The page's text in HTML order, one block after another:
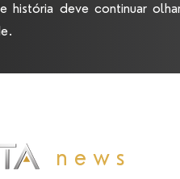
história deve continuar
news